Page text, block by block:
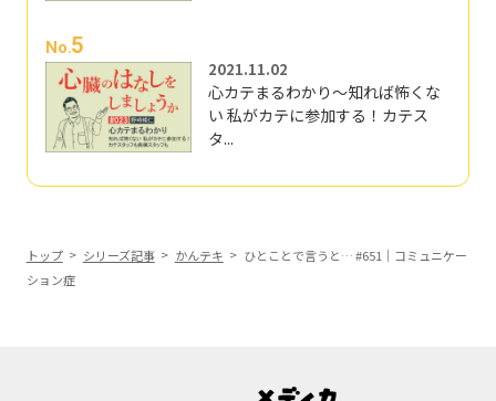
No.5
2021.11.02
心カテまるわかり～知れば怖くな
い 私がカテに参加する！カテス
タ...
トップ シリーズ記事 かんテキ
ひとことで言うと… #651｜コミュニケー
ション症